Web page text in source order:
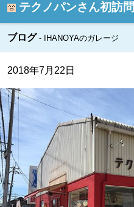
テクノパンさん初訪問
ブログ IHANOYAのガレージ
2018年7月22日